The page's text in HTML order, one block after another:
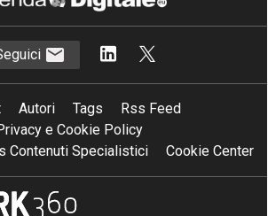
Autori Tags
Rss Feed
e Cookie Policy
Contenuti Specialistici
Cookie Center